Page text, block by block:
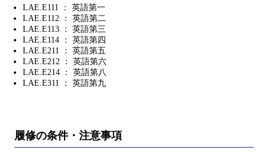
LAE.E111 ： 英語第一
LAE.E112 ： 英語第二
LAE.E113 ： 英語第三
LAE.E114 ： 英語第四
LAE.E211 ： 英語第五
LAE.E212 ： 英語第六
LAE.E214 ： 英語第八
LAE.E311 ： 英語第九
履修の条件・注意事項